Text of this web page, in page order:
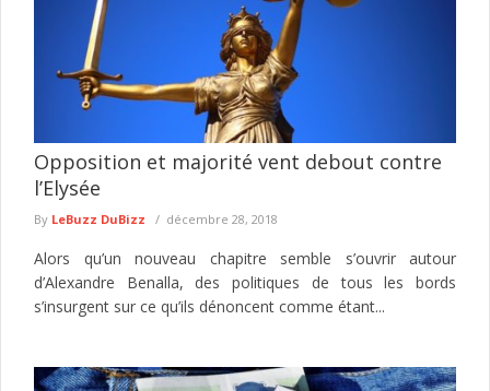
Opposition et majorité vent debout contre
l’Elysée
By LeBuzz DuBizz décembre 28, 2018
Alors qu’un nouveau chapitre semble s’ouvrir autour
d’Alexandre Benalla, des politiques de tous les bords
s’insurgent sur ce qu’ils dénoncent comme étant...